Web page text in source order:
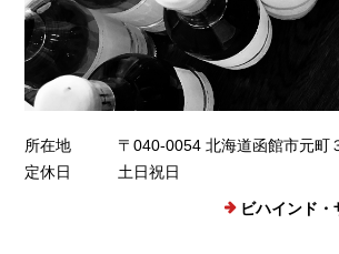
所在地
〒040-0054 北海道函館市元町
定休日
土日祝日
ビハインド